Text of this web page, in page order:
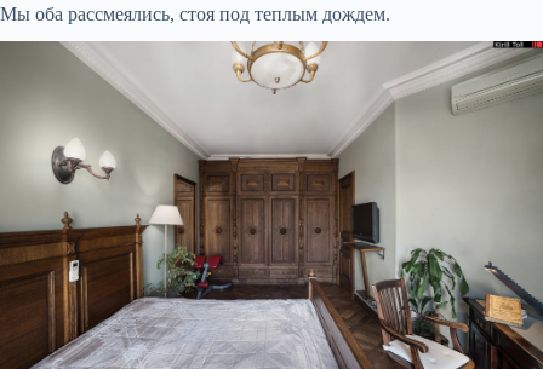
Мы оба рассмеялись, стоя под теплым дождем.